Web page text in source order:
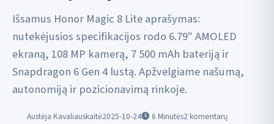
Išsamus Honor Magic 8 Lite aprašymas:
nutekėjusios specifikacijos rodo 6.79" AMOLED
ekraną, 108 MP kamerą, 7 500 mAh bateriją ir
Snapdragon 6 Gen 4 lustą. Apžvelgiame našumą,
autonomiją ir pozicionavimą rinkoje.
Austėja Kavaliauskaitė2025-10-24 6 Minutės2 komentarų